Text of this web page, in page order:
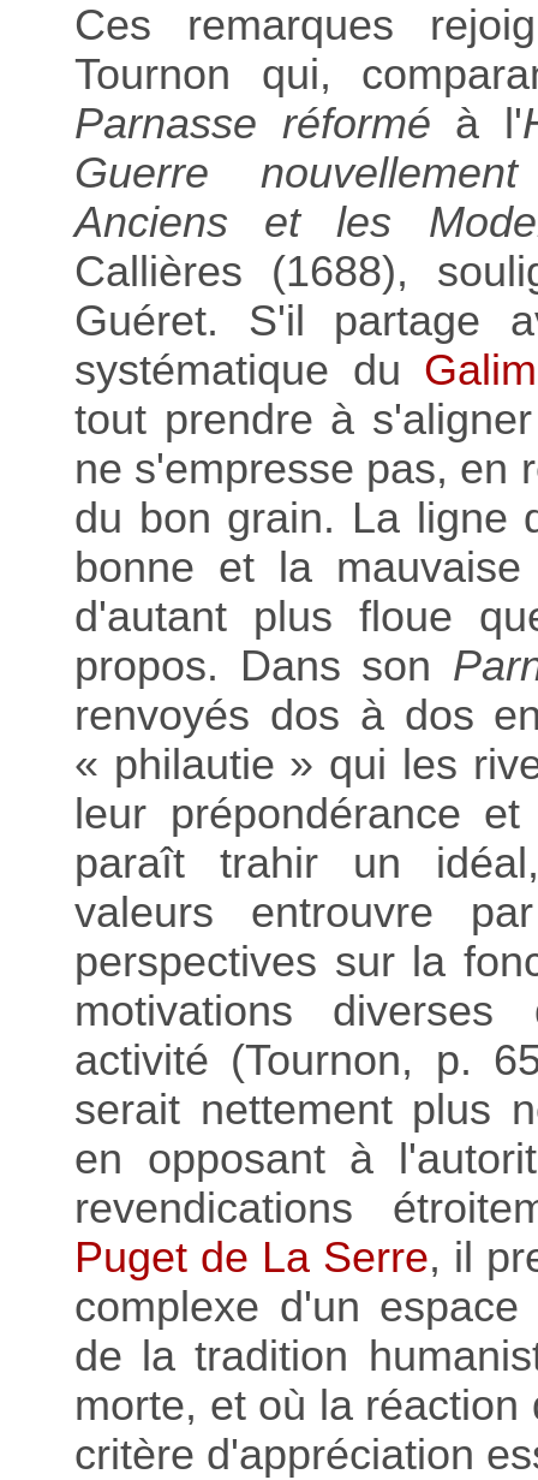
Ces remarques
Tournon qui,
Parnasse réformé à l'
Guerre
Anciens et les
Callières (1688),
Guéret. S'il partage
systématique du
tout prendre à
ne s'empresse pas, en
du bon grain. La ligne
bonne et la
d'autant plus floue
propos. Dans son
renvoyés dos à dos
« philautie » qui les
leur prépondérance
paraît trahir un
valeurs entrouvre
perspectives sur la
motivations
activité (Tournon, p.
serait nettement plus
en opposant à
revendications
Puget de La Serre, il
complexe d'un
de la tradition
morte, et où la
critère d'appréciation